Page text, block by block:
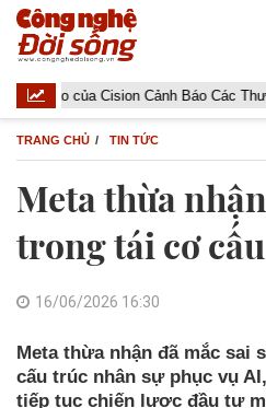
của Cision Cảnh Báo Các Thương
TRANG CHỦ TIN TỨC
Meta thừa
trong tái cơ
16/06/2026 16:30
Meta thừa nhận đã mắc sai
cấu trúc nhân sự phục vụ
tiếp tục chiến lược đầu tư